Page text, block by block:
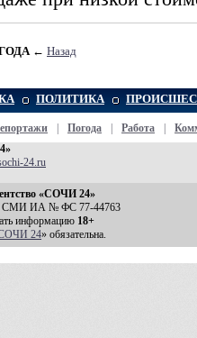
← Назад
ПОЛИТИКА
Погода Работа
24.ru
«СОЧИ 24»
СМИ ИА № ФС 77-44763
информацию 18+
24» обязательна.